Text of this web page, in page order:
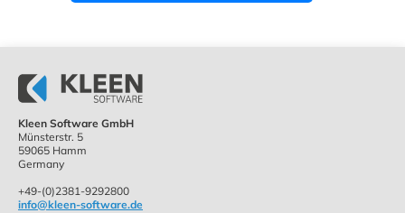
Kleen Software GmbH
Münsterstr. 5
59065 Hamm
Germany
+49-(0)2381-9292800
info@kleen-software.de